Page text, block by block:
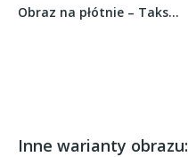
Obraz na płótnie – Taksówki wodne oczekujące na...
Inne warianty obrazu: